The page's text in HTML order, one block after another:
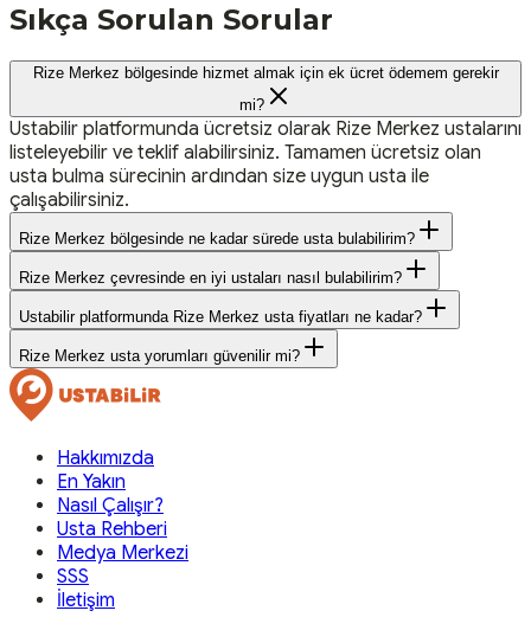
Sıkça Sorulan Sorular
Rize Merkez bölgesinde hizmet almak için ek ücret ödemem gerekir
mi?
Ustabilir platformunda ücretsiz olarak Rize Merkez ustalarını
listeleyebilir ve teklif alabilirsiniz. Tamamen ücretsiz olan
usta bulma sürecinin ardından size uygun usta ile
çalışabilirsiniz.
Rize Merkez bölgesinde ne kadar sürede usta bulabilirim?
Rize Merkez çevresinde en iyi ustaları nasıl bulabilirim?
Ustabilir platformunda Rize Merkez usta fiyatları ne kadar?
Rize Merkez usta yorumları güvenilir mi?
Hakkımızda
En Yakın
Nasıl Çalışır?
Usta Rehberi
Medya Merkezi
SSS
İletişim